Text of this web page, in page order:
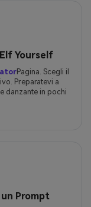
Yourself
Pagina. Scegli il
Preparatevi a
danzante in pochi
Prompt